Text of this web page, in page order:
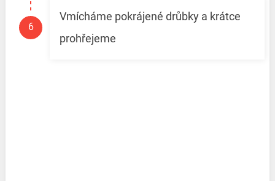
Vmícháme pokrájené drůbky a krátce
prohřejeme